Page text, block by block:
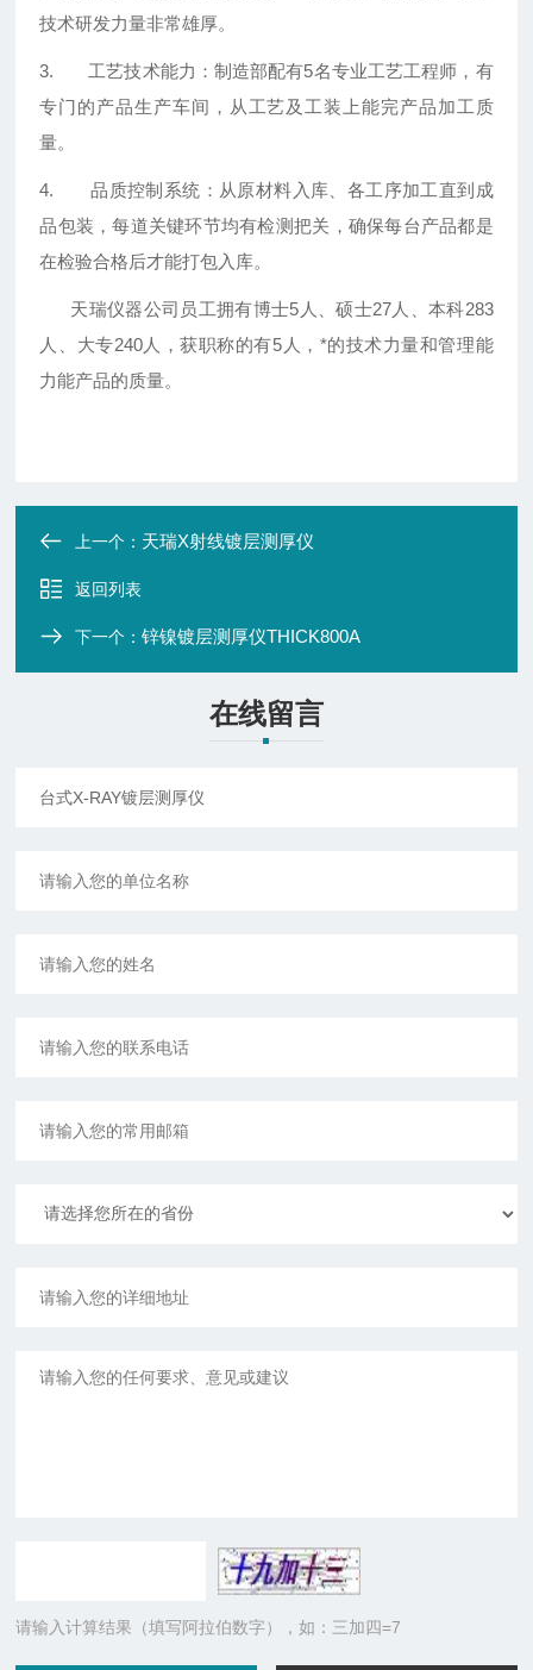
技术研发力量非常雄厚。
3. 工艺技术能力：制造部配有5名专业工艺工程师，有
专门的产品生产车间，从工艺及工装上能完产品加工质
量。
4. 品质控制系统：从原材料入库、各工序加工直到成
品包装，每道关键环节均有检测把关，确保每台产品都是
在检验合格后才能打包入库。
天瑞仪器公司员工拥有博士5人、硕士27人、本科283
人、大专240人，获职称的有5人，*的技术力量和管理能
力能产品的质量。
上一个： 天瑞X射线镀层测厚仪
返回列表
下一个：锌镍镀层测厚仪THICK800A
在线留言
请输入计算结果（填写阿拉伯数字），如：三加四=7